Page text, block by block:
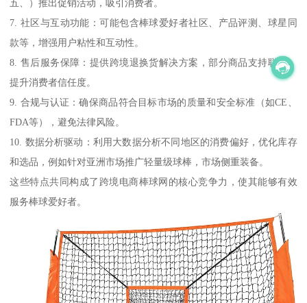
五、）推出促销活动，吸引消费者。
7. 社区与互动功能：可能包含棒球爱好者社区、产品评测、球星同
款等，增强用户粘性和互动性。
8. 售后服务保障：提供跨境退换货解决方案，部分商品支持联保，
提升消费者信任度。
9. 合规与认证：确保商品符合目标市场的质量和安全标准（如CE、
FDA等），避免法律风险。
10. 数据分析驱动：利用大数据分析不同地区的消费偏好，优化库存
和选品，例如针对亚洲市场推广轻量级球棒，市场侧重装备。
这些特点共同构成了跨境电商棒球网的核心竞争力，使其能够有效
服务棒球爱好者。